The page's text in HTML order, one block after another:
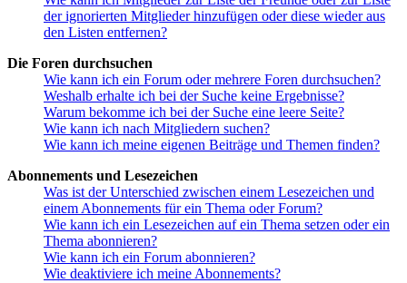
der ignorierten Mitglieder hinzufügen oder diese wieder aus
den Listen entfernen?
Die Foren durchsuchen
Wie kann ich ein Forum oder mehrere Foren durchsuchen?
Weshalb erhalte ich bei der Suche keine Ergebnisse?
Warum bekomme ich bei der Suche eine leere Seite?
Wie kann ich nach Mitgliedern suchen?
Wie kann ich meine eigenen Beiträge und Themen finden?
Abonnements und Lesezeichen
Was ist der Unterschied zwischen einem Lesezeichen und
einem Abonnements für ein Thema oder Forum?
Wie kann ich ein Lesezeichen auf ein Thema setzen oder ein
Thema abonnieren?
Wie kann ich ein Forum abonnieren?
Wie deaktiviere ich meine Abonnements?